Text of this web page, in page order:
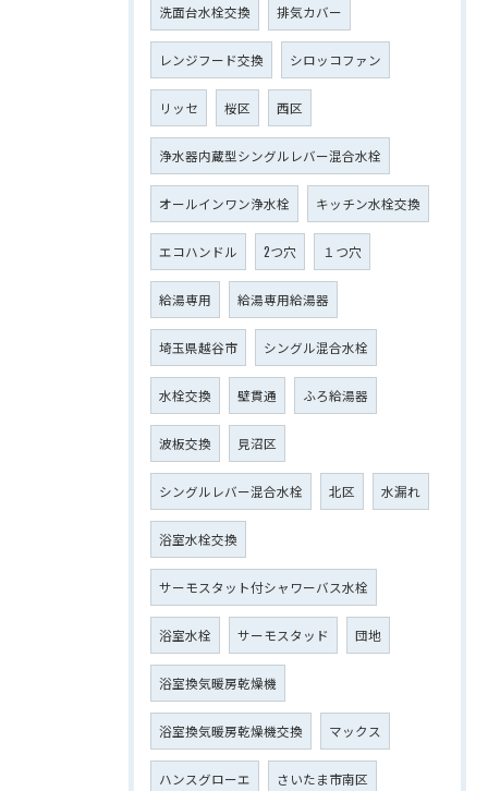
洗面台水栓交換 排気カバー
レンジフード交換 シロッコファン
リッセ 桜区 西区
浄水器内蔵型シングルレバー混合水栓
オールインワン浄水栓 キッチン水栓交換
エコハンドル 2つ穴 １つ穴
給湯専用 給湯専用給湯器
埼玉県越谷市 シングル混合水栓
水栓交換 壁貫通 ふろ給湯器
波板交換 見沼区
シングルレバー混合水栓 北区 水漏れ
浴室水栓交換
サーモスタット付シャワーバス水栓
浴室水栓 サーモスタッド 団地
浴室換気暖房乾燥機
浴室換気暖房乾燥機交換 マックス
ハンスグローエ さいたま市南区